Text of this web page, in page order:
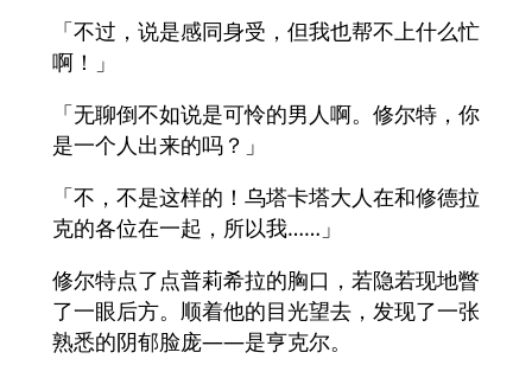
「不过，说是感同身受，但我也帮不上什么忙
啊！」
「无聊倒不如说是可怜的男人啊。修尔特，你
是一个人出来的吗？」
「不，不是这样的！乌塔卡塔大人在和修德拉
克的各位在一起，所以我……」
修尔特点了点普莉希拉的胸口，若隐若现地瞥
了一眼后方。顺着他的目光望去，发现了一张
熟悉的阴郁脸庞——是亨克尔。